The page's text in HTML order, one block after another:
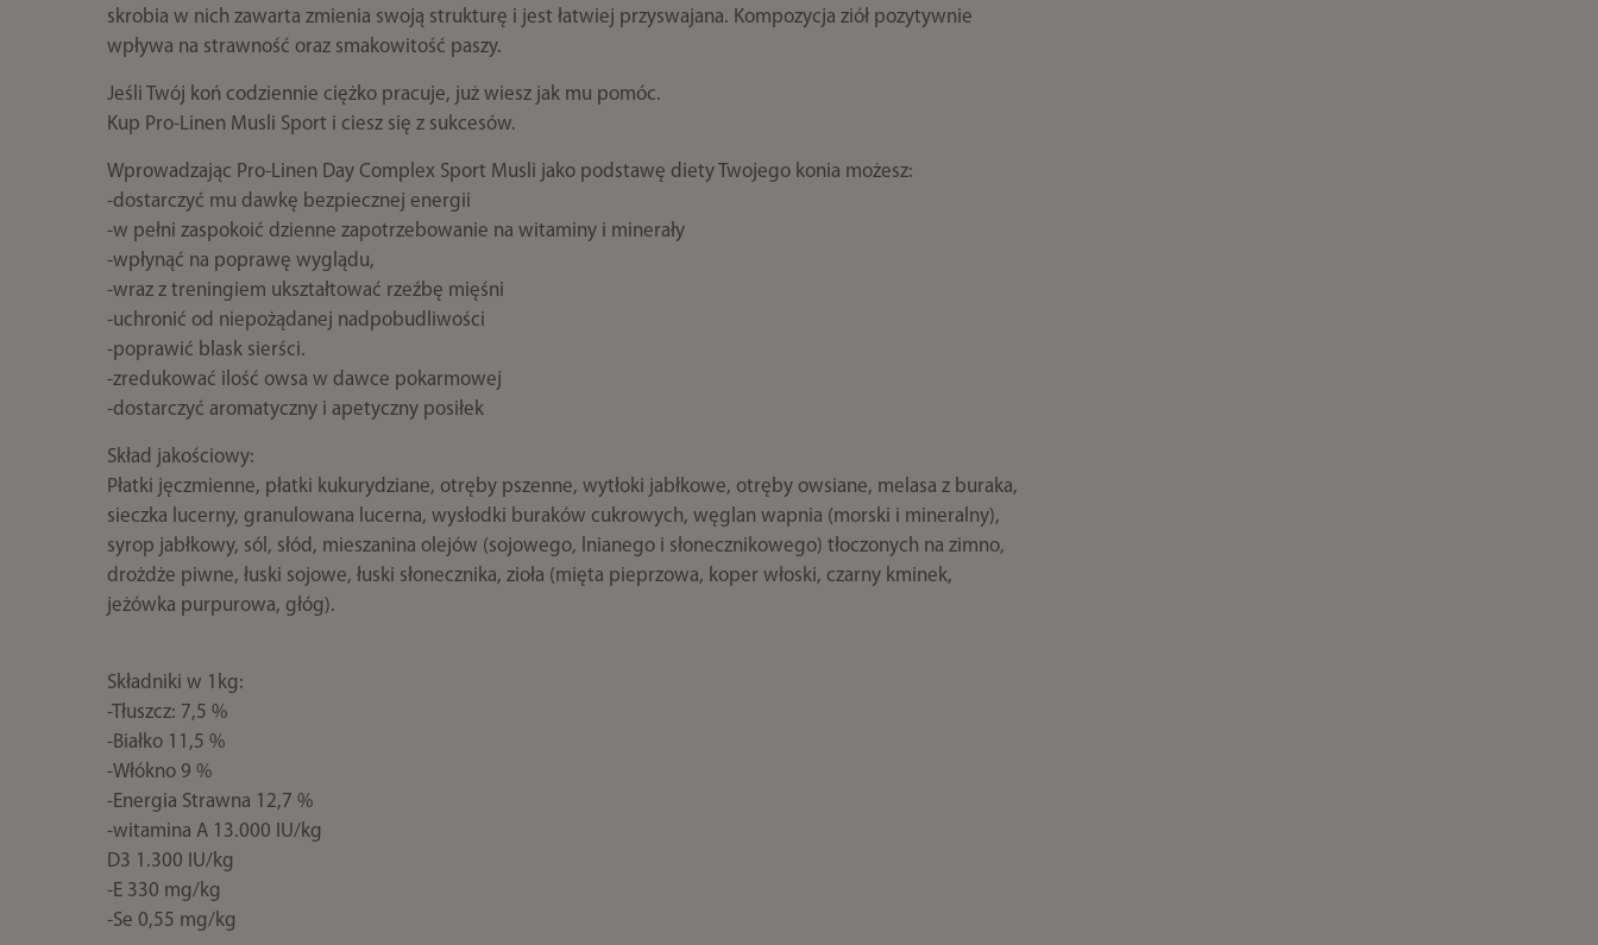
skrobia w nich zawarta zmienia swoją strukturę i jest łatwiej przyswajana. Kompozycja ziół pozytywnie
wpływa na strawność oraz smakowitość paszy.
Jeśli Twój koń codziennie ciężko pracuje, już wiesz jak mu pomóc.
Kup Pro-Linen Musli Sport i ciesz się z sukcesów.
Wprowadzając Pro-Linen Day Complex Sport Musli jako podstawę diety Twojego konia możesz:
-dostarczyć mu dawkę bezpiecznej energii
-w pełni zaspokoić dzienne zapotrzebowanie na witaminy i minerały
-wpłynąć na poprawę wyglądu,
-wraz z treningiem ukształtować rzeźbę mięśni
-uchronić od niepożądanej nadpobudliwości
-poprawić blask sierści.
-zredukować ilość owsa w dawce pokarmowej
-dostarczyć aromatyczny i apetyczny posiłek
Skład jakościowy:
Płatki jęczmienne, płatki kukurydziane, otręby pszenne, wytłoki jabłkowe, otręby owsiane, melasa z buraka,
sieczka lucerny, granulowana lucerna, wysłodki buraków cukrowych, węglan wapnia (morski i mineralny),
syrop jabłkowy, sól, słód, mieszanina olejów (sojowego, lnianego i słonecznikowego) tłoczonych na zimno,
drożdże piwne, łuski sojowe, łuski słonecznika, zioła (mięta pieprzowa, koper włoski, czarny kminek,
jeżówka purpurowa, głóg).
Składniki w 1kg:
-Tłuszcz: 7,5 %
-Białko 11,5 %
-Włókno 9 %
-Energia Strawna 12,7 %
-witamina A 13.000 IU/kg
D3 1.300 IU/kg
-E 330 mg/kg
-Se 0,55 mg/kg